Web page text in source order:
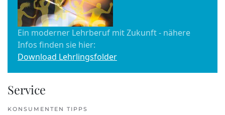
Ein moderner Lehrberuf mit Zukunft - nähere
Infos finden sie hier:
Download Lehrlingsfolder
Service
KONSUMENTEN TIPPS